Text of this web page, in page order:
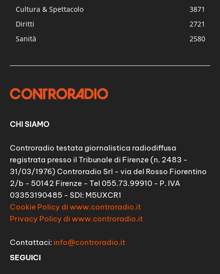
Cultura & Spettacolo
3871
Diritti
2721
Sanità
2580
CHI SIAMO
Controradio testata giornalistica radiodiffusa
registrata presso il Tribunale di Firenze (n. 2483 -
31/03/1976) Controradio Srl - via del Rosso Fiorentino
2/b - 50142 Firenze - Tel 055.73.99910 - P. IVA
03353190485 - SDI: M5UXCR1
Cookie Policy di www.controradio.it
Privacy Policy di www.controradio.it
Contattaci: info@controradio.it
SEGUICI